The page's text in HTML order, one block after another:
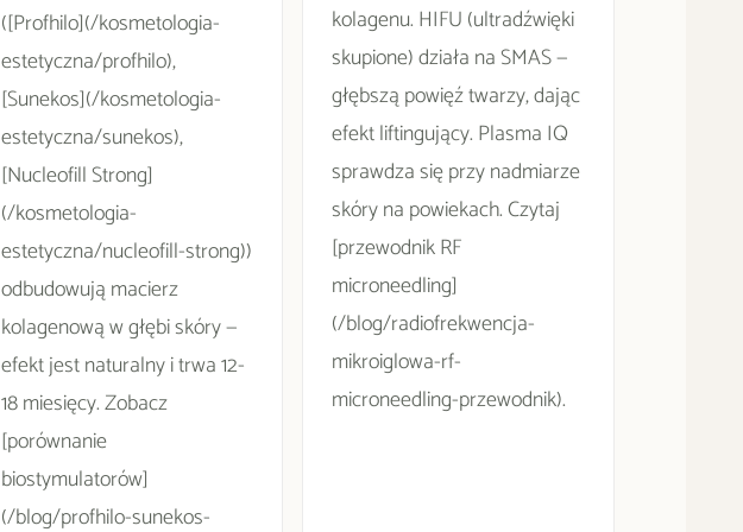
([Profhilo](/kosmetologia-
estetyczna/profhilo),
[Sunekos](/kosmetologia-
estetyczna/sunekos),
[Nucleofill Strong]
(/kosmetologia-
estetyczna/nucleofill-strong))
odbudowują macierz
kolagenową w głębi skóry —
efekt jest naturalny i trwa 12-
18 miesięcy. Zobacz
[porównanie
biostymulatorów]
(/blog/profhilo-sunekos-
kolagenu. HIFU (ultradźwięki
skupione) działa na SMAS —
głębszą powięź twarzy, dając
efekt liftingujący. Plasma IQ
sprawdza się przy nadmiarze
skóry na powiekach. Czytaj
[przewodnik RF
microneedling]
(/blog/radiofrekwencja-
mikroiglowa-rf-
microneedling-przewodnik).